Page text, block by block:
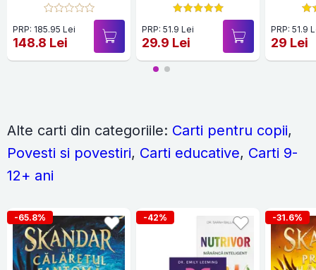
PRP: 185.95 Lei
148.8 Lei
PRP: 51.9 Lei
29.9 Lei
PRP: 51.9
29 Lei
Alte carti din categoriile: Carti pentru copii,
Povesti si povestiri, Carti educative, Carti 9-
12+ ani
-65.8% -42% -31.6%